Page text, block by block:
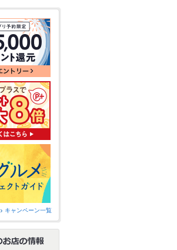
キャンペーン一覧